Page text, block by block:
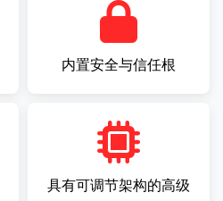
内置安全与信任根
具有可调节架构的高级